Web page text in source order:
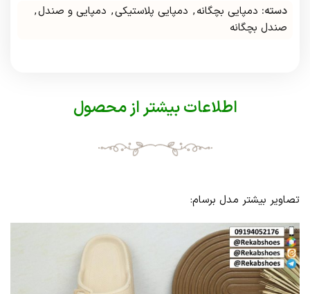
دسته: دمپایی بچگانه, دمپایی پلاستیکی, دمپایی و صندل,
صندل بچگانه
اطلاعات بیشتر از محصول
تصاویر بیشتر مدل برسام: